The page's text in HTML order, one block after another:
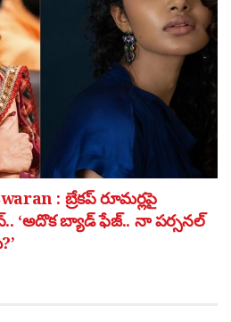
: బ్రేకప్ రూమర్లపై
‘అదొక బ్యాడ్ ఫేజ్.. నా పర్సనల్